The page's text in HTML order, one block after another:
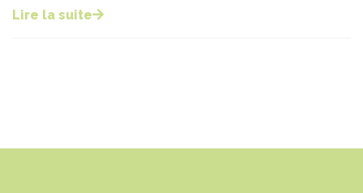
Lire la suite